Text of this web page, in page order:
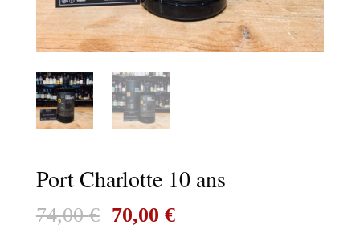
Port Charlotte 10 ans
74,00€ Le
70,00 €Le